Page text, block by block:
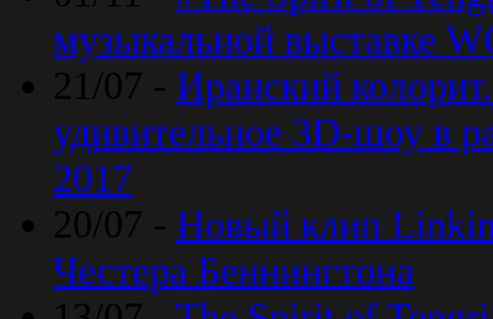
музыкальной выставке
21/07 - Иранский
удивительное 3D-шоу в
2017
20/07 - Новый клип Linkin
Честера Беннингтона